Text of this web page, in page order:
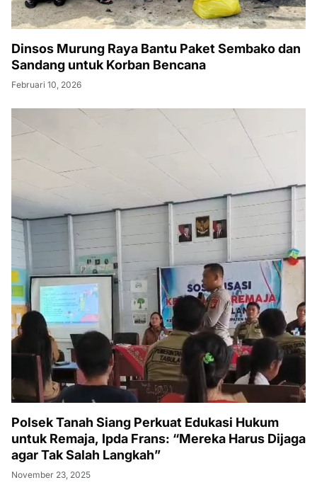
Dinsos Murung Raya Bantu Paket Sembako dan
Sandang untuk Korban Bencana
Februari 10, 2026
Polsek Tanah Siang Perkuat Edukasi Hukum
untuk Remaja, Ipda Frans: “Mereka Harus Dijaga
agar Tak Salah Langkah”
November 23, 2025